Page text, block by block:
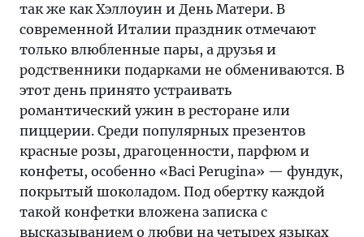
так же как Хэллоуин и День Матери. В
современной Италии праздник отмечают
только влюбленные пары, а друзья и
родственники подарками не обмениваются. В
этот день принято устраивать
романтический ужин в ресторане или
пиццерии. Среди популярных презентов
красные розы, драгоценности, парфюм и
конфеты, особенно «Baci Perugina» — фундук,
покрытый шоколадом. Под обертку каждой
такой конфетки вложена записка с
высказыванием о любви на четырех языках